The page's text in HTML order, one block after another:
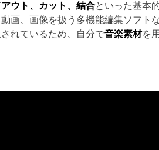
ウト、カット、結合といった基本
画、画像を扱う多機能編集ソフト
れているため、自分で音楽素材を